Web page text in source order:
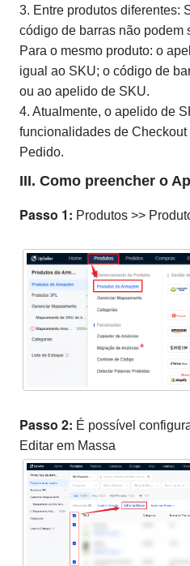
3. Entre produtos diferentes:
código de barras não podem
Para o mesmo produto: o
igual ao SKU; o código de
ou ao apelido de SKU.
4. Atualmente, o apelido de
funcionalidades de
Pedido.
III. Como preencher o
Passo 1: Produtos >>
Passo 2: É possível
Editar em Massa